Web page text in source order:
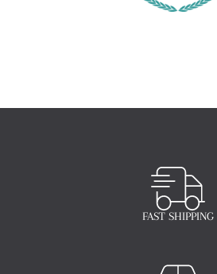
FAST SHIPPING